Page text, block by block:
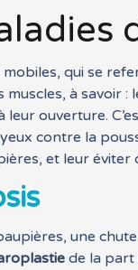
qui se
à savoir
ouverture.
contre la
et leur éviter
une
de la part